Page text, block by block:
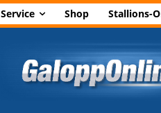
Service Shop Stallions-